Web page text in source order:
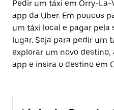
Pedir um táxi em Orry-
app da Uber. Em poucos
um táxi local e pagar pela
lugar. Seja para pedir um
explorar um novo destino,
app e insira o destino em